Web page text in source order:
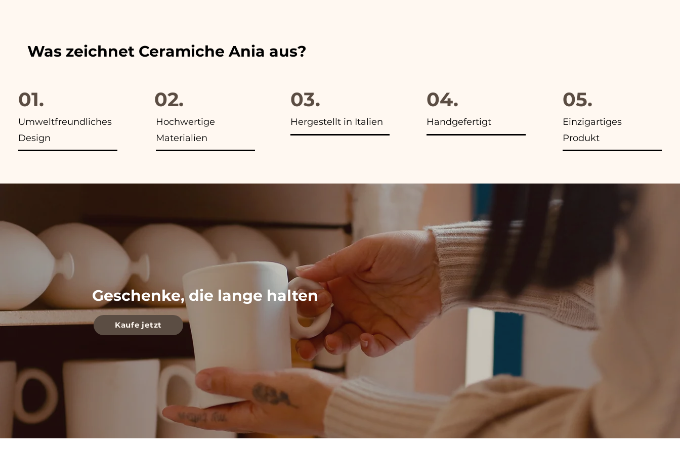
Was zeichnet Ceramiche Ania aus?
01.
Umweltfreundliches
Design
02.
Hochwertige
Materialien
03.
Hergestellt in Italien
04.
Handgefertigt
05.
Einzigartiges
Produkt
Geschenke, die lange halten
Kaufe jetzt